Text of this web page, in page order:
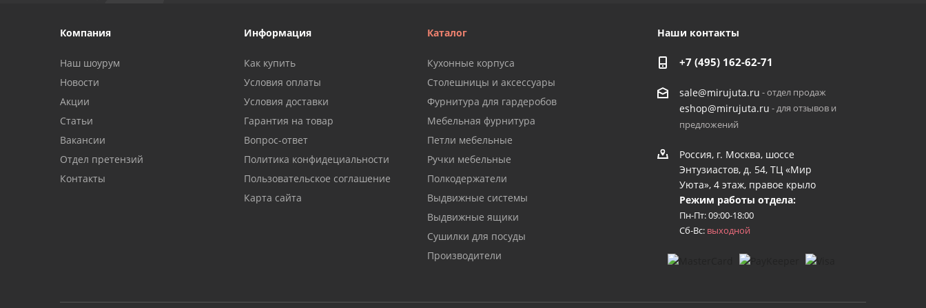
Компания
Наш шоурум
Новости
Акции
Статьи
Вакансии
Отдел претензий
Контакты
Информация
Как купить
Условия оплаты
Условия доставки
Гарантия на товар
Вопрос-ответ
Политика конфидециальности
Пользовательское соглашение
Карта сайта
Каталог
Кухонные корпуса
Столешницы и аксессуары
Фурнитура для гардеробов
Мебельная фурнитура
Петли мебельные
Ручки мебельные
Полкодержатели
Выдвижные системы
Выдвижные ящики
Сушилки для посуды
Производители
Наши контакты
+7 (495) 162-62-71
sale@mirujuta.ru - отдел продаж
eshop@mirujuta.ru - для отзывов и
предложений
Россия, г. Москва, шоссе
Энтузиастов, д. 54, ТЦ «Мир
Уюта», 4 этаж, правое крыло
Режим работы отдела:
Пн-Пт: 09:00-18:00
Сб-Вс: выходной